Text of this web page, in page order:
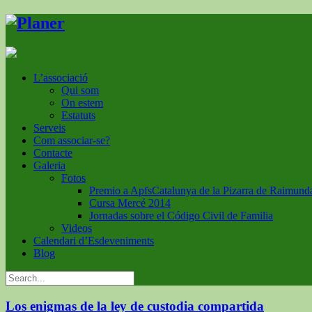
L’associació
Qui som
On estem
Estatuts
Serveis
Com associar-se?
Contacte
Galeria
Fotos
Premio a ApfsCatalunya de la Pizarra de
Cursa Mercé 2014
Jornadas sobre el Código Civil de Familia
Videos
Calendari d’Esdeveniments
Blog
Los enigmas de la ley de custodia compartida